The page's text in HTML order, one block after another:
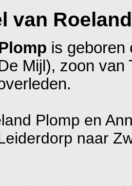
van
is geboren
Mijl), zoon van
Plomp en
naar